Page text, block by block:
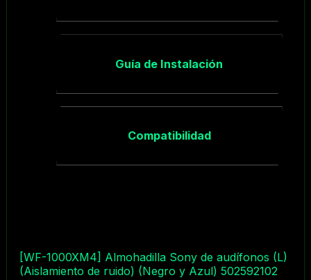
Guía de Instalación
Compatibilidad
[WF-1000XM4] Almohadilla Sony de audífonos (L)
(Aislamiento de ruido) (Negro y Azul) 502592102